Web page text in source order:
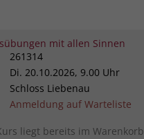
mit allen Sinnen
261314
Di. 20.10.2026, 9.00 Uhr
Schloss Liebenau
Anmeldung auf Warteliste
liegt bereits im Warenkorb